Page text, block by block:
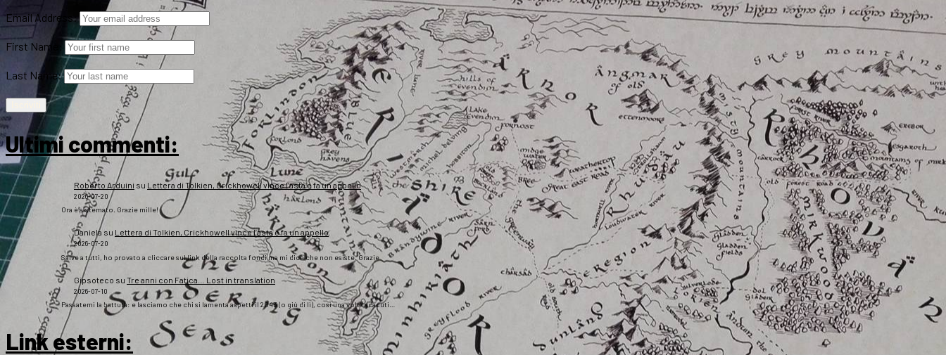
Email Address:
First Name:
Last Name:
Ultimi commenti:
Roberto Arduini su Lettera di Tolkien, Crickhowell vince l’asta e fa un appello
2026-07-20
Ora è sistemato. Grazie mille!
Daniela su Lettera di Tolkien, Crickhowell vince l’asta e fa un appello
2026-07-20
Salve a tutti, ho provato a cliccare sul link della raccolta fondi ma mi dice che non esiste. Grazie
Gipsoteco su Tre anni con Fatica… Lost in translation
2026-07-10
Passatemi la battuta: e lasciamo che chi si lamenta aspetti il 2043 (o giù di lì), così una volta scaduti…
Link esterni: